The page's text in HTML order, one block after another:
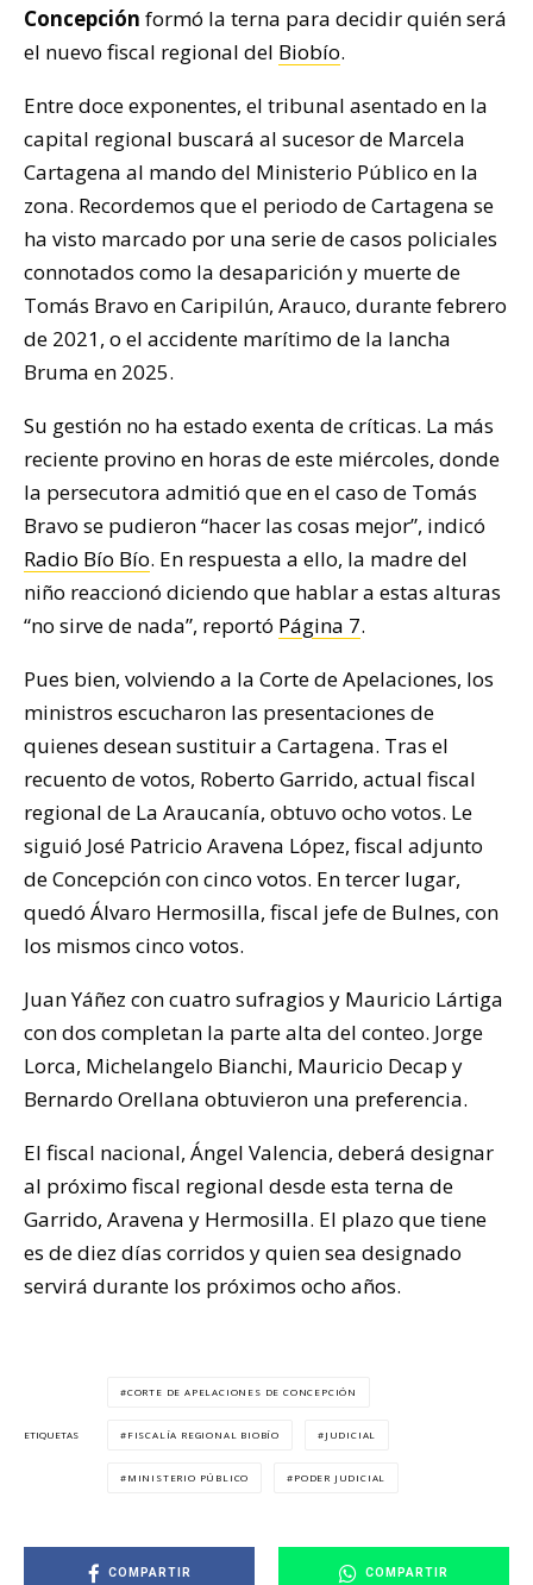
Concepción formó la terna para decidir quién será
el nuevo fiscal regional del Biobío.
Entre doce exponentes, el tribunal asentado en la
capital regional buscará al sucesor de Marcela
Cartagena al mando del Ministerio Público en la
zona. Recordemos que el periodo de Cartagena se
ha visto marcado por una serie de casos policiales
connotados como la desaparición y muerte de
Tomás Bravo en Caripilún, Arauco, durante febrero
de 2021, o el accidente marítimo de la lancha
Bruma en 2025.
Su gestión no ha estado exenta de críticas. La más
reciente provino en horas de este miércoles, donde
la persecutora admitió que en el caso de Tomás
Bravo se pudieron “hacer las cosas mejor”, indicó
Radio Bío Bío. En respuesta a ello, la madre del
niño reaccionó diciendo que hablar a estas alturas
“no sirve de nada”, reportó Página 7.
Pues bien, volviendo a la Corte de Apelaciones, los
ministros escucharon las presentaciones de
quienes desean sustituir a Cartagena. Tras el
recuento de votos, Roberto Garrido, actual fiscal
regional de La Araucanía, obtuvo ocho votos. Le
siguió José Patricio Aravena López, fiscal adjunto
de Concepción con cinco votos. En tercer lugar,
quedó Álvaro Hermosilla, fiscal jefe de Bulnes, con
los mismos cinco votos.
Juan Yáñez con cuatro sufragios y Mauricio Lártiga
con dos completan la parte alta del conteo. Jorge
Lorca, Michelangelo Bianchi, Mauricio Decap y
Bernardo Orellana obtuvieron una preferencia.
El fiscal nacional, Ángel Valencia, deberá designar
al próximo fiscal regional desde esta terna de
Garrido, Aravena y Hermosilla. El plazo que tiene
es de diez días corridos y quien sea designado
servirá durante los próximos ocho años.
ETIQUETAS
CORTE DE APELACIONES DE CONCEPCIÓN
FISCALÍA REGIONAL BIOBÍO JUDICIAL
MINISTERIO PÚBLICO PODER JUDICIAL
COMPARTIR COMPARTIR